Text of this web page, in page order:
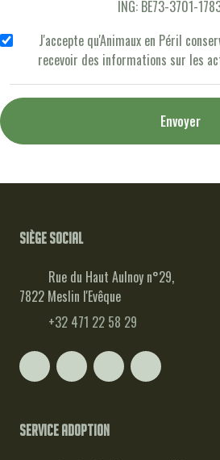
ING: BE73-3701-
J'accepte qu'Animaux en Péril
recevoir des informations sur les
Envoyer
Siège social
Rue du Haut Aulnoy n°29,
7822 Meslin l'Evêque
+32 471 22 58 29
Service adoption